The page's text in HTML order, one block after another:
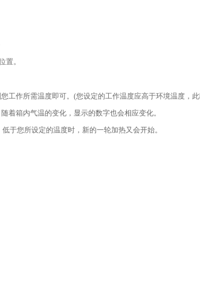
置。
工作所需温度即可。 (您设定的工作温度应高于环境温度，
着箱内气温的变化，显示的数字也会相应变化。
于您所设定的温度时，新的一轮加热又会开始。